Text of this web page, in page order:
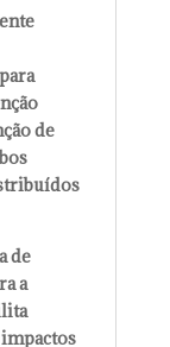
de
de
a